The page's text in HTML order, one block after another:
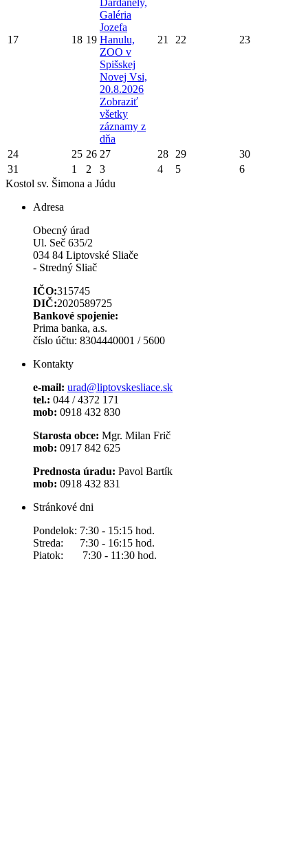
17 18 19
Dardanely,
Galéria
Jozefa
Hanulu,
ZOO v
Spišskej
Novej Vsi,
20.8.2026
Zobraziť
všetky
záznamy z
dňa
21 22 23
24 25 26 27 28 29
30
31
1 2 3 4 5
6
Kostol sv. Šimona a Júdu
Adresa
Obecný úrad
Ul. Seč 635/2
034 84 Liptovské Sliače
- Stredný Sliač
IČO:315745
DIČ:2020589725
Bankové spojenie:
Prima banka, a.s.
číslo účtu: 8304440001 / 5600
Kontakty
e-mail: urad@liptovskesliace.sk
tel.: 044 / 4372 171
mob: 0918 432 830
Starosta obce: Mgr. Milan Frič
mob: 0917 842 625
Prednosta úradu: Pavol Bartík
mob: 0918 432 831
Stránkové dni
Pondelok: 7:30 - 15:15 hod.
Streda: 7:30 - 16:15 hod.
Piatok: 7:30 - 11:30 hod.